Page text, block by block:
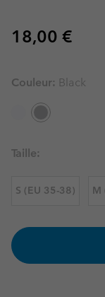
Regular
18,00 €
Couleur: Black
Taille:
S (EU 35-38) M